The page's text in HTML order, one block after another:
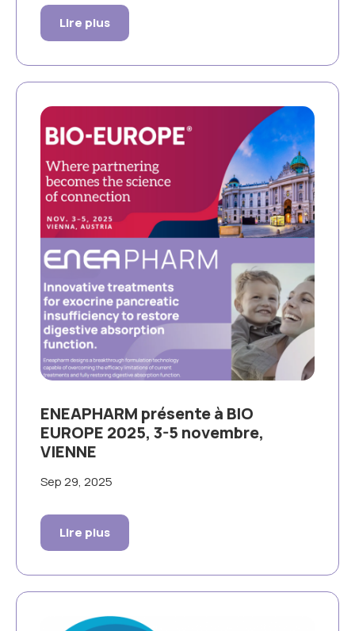
Lire plus
ENEAPHARM présente à BIO
EUROPE 2025, 3-5 novembre,
VIENNE
Sep 29, 2025
Lire plus